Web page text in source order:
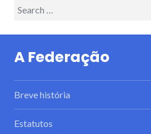
Search
A Federação
Breve história
Estatutos